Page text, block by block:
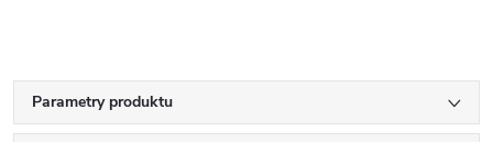
Parametry produktu